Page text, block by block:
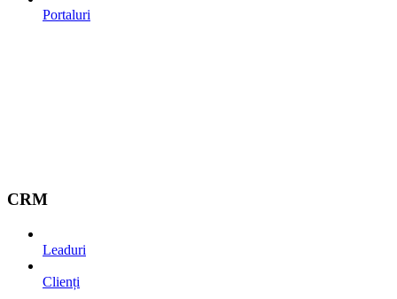
Portaluri
CRM
Leaduri
Clienți